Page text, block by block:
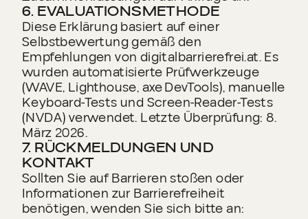
6. EVALUATIONSMETHODE
Diese Erklärung basiert auf einer
Selbstbewertung gemäß den
Empfehlungen von digitalbarrierefrei.at. Es
wurden automatisierte Prüfwerkzeuge
(WAVE, Lighthouse, axe DevTools), manuelle
Keyboard‑Tests und Screen‑Reader‑Tests
(NVDA) verwendet. Letzte Überprüfung: 8.
März 2026.
7. RÜCKMELDUNGEN UND
KONTAKT
Sollten Sie auf Barrieren stoßen oder
Informationen zur Barrierefreiheit
benötigen, wenden Sie sich bitte an: